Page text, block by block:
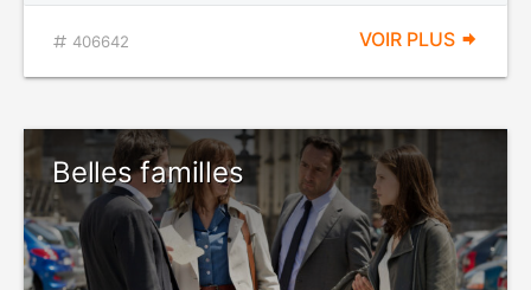
406642 VOIR PLUS
Belles familles